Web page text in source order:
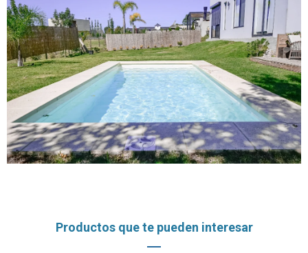
Productos que te pueden interesar